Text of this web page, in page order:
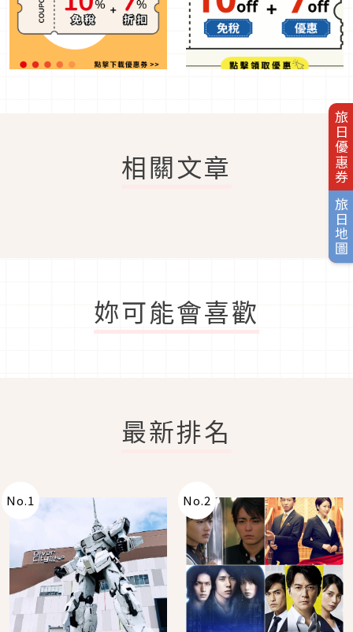
旅日優惠券
旅日地圖
相關文章
妳可能會喜歡
最新排名
No.1 No.2